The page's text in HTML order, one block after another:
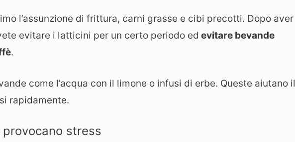
l’assunzione di frittura, carni grasse e cibi precotti. Dopo aver
evitare i latticini per un certo periodo ed evitare bevande
.
come l’acqua con il limone o infusi di erbe. Queste aiutano il
rapidamente.
stress